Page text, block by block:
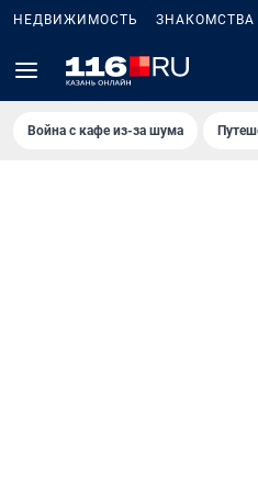
НЕДВИЖИМОСТЬ ЗНАКОМСТВА
Война с кафе из-за шума